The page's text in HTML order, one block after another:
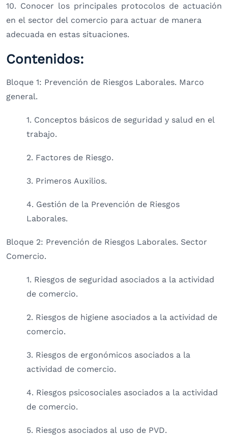
10. Conocer los principales protocolos de actuación
en el sector del comercio para actuar de manera
adecuada en estas situaciones.
Contenidos:
Bloque 1: Prevención de Riesgos Laborales. Marco
general.
1. Conceptos básicos de seguridad y salud en el
trabajo.
2. Factores de Riesgo.
3. Primeros Auxilios.
4. Gestión de la Prevención de Riesgos
Laborales.
Bloque 2: Prevención de Riesgos Laborales. Sector
Comercio.
1. Riesgos de seguridad asociados a la actividad
de comercio.
2. Riesgos de higiene asociados a la actividad de
comercio.
3. Riesgos de ergonómicos asociados a la
actividad de comercio.
4. Riesgos psicosociales asociados a la actividad
de comercio.
5. Riesgos asociados al uso de PVD.